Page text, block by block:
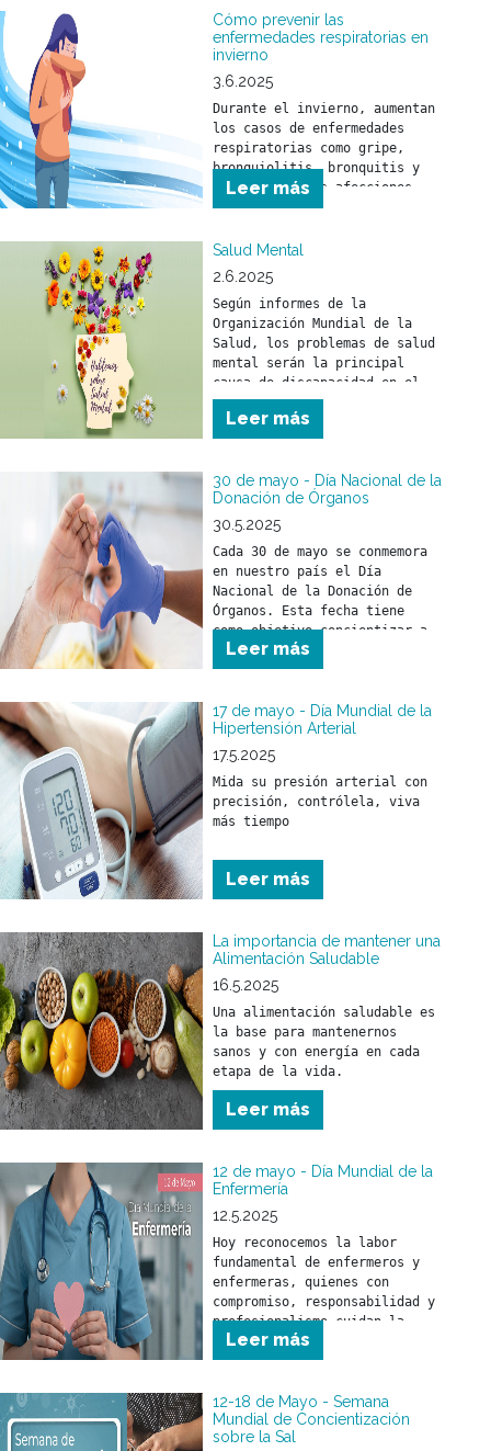
mundo que los rodea y se
sientan seguros frente a los
desafíos del día a día.
Cómo prevenir las
enfermedades respiratorias en
invierno
3.6.2025
Durante el invierno, aumentan
los casos de enfermedades
respiratorias como gripe,
bronquiolitis, bronquitis y
neumonía. Estas afecciones
pueden afectar a toda la
especialmente peligrosas para
niñas y niños menores de 5
años y para personas mayores
de 65 años.
Leer más
Salud Mental
2.6.2025
Según informes de la
Organización Mundial de la
Salud, los problemas de salud
mental serán la principal
causa de discapacidad en el
mundo en el año 2030.
Leer más
30 de mayo - Día Nacional de la
Donación de Órganos
30.5.2025
Cada 30 de mayo se conmemora
en nuestro país el Día
Nacional de la Donación de
Órganos. Esta fecha tiene
como objetivo concientizar a
la sociedad sobre la
importancia de donar órganos
fundamental para salvar vidas
y mejorar la calidad de vida
Leer más
17 de mayo - Día Mundial de la
Hipertensión Arterial
17.5.2025
Mida su presión arterial con
precisión, contrólela, viva
más tiempo
Leer más
La importancia de mantener una
Alimentación Saludable
16.5.2025
Una alimentación saludable es
la base para mantenernos
sanos y con energía en cada
Leer más
12 de mayo - Día Mundial de la
Enfermería
12.5.2025
Hoy reconocemos la labor
fundamental de enfermeros y
enfermeras, quienes con
compromiso, responsabilidad y
profesionalismo cuidan la
salud de nuestra comunidad.
Leer más
12-18 de Mayo - Semana
Mundial de Concientización
sobre la Sal